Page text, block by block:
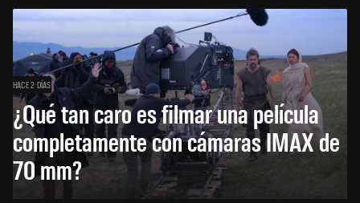
HACE 2 DÍAS
¿Qué tan caro es filmar una película
completamente con cámaras IMAX de
70 mm?